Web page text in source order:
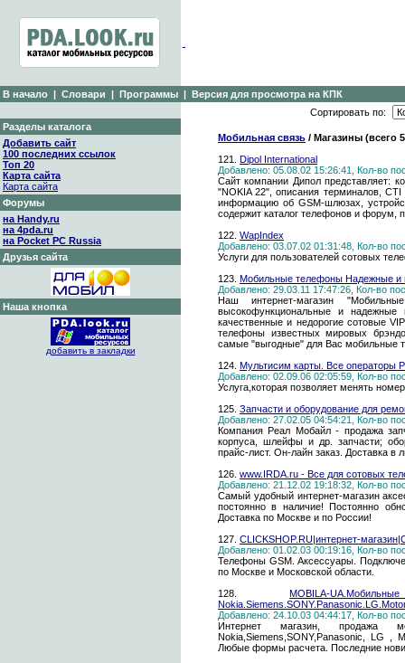
В начало | Словари | Программы | Версия для просмотра на КПК
Разделы каталога
Добавить сайт
100 последних ссылок
Топ 20
Карта сайта
Карта сайта
Форумы
на Handy.ru
на 4pda.ru
на Pocket PC Russia
Друзья сайта
Наша кнопка
добавить в закладки
Сортировать по:
Мобильная связь / Магазины (всего
121. Dipol International
Добавлено: 05.08.02 15:26:41, Кол-во
Сайт компании Дипол представляет:
"NOKIA 22", описания терминалов,
информацию об GSM-шлюзах,
содержит каталог телефонов и форум,
122. WapIndex
Добавлено: 03.07.02 01:31:48, Кол-во
Услуги для пользователей сотовых
123. Мобильные телефоны Надежные и
Добавлено: 29.03.11 17:47:26, Кол-во
Наш интернет-магазин
высокофункциональные и
качественные и недорогие сотовые
телефоны известных мировых
самые "выгодные" для Вас мобильные
124. Мультисим карты. Все операторы
Добавлено: 02.09.06 02:05:59, Кол-во
Услуга,которая позволяет менять
125. Запчасти и оборудование для
Добавлено: 27.02.05 04:54:21, Кол-во
Компания Реал Мобайл - продажа
корпуса, шлейфы и др. запчасти;
прайс-лист. Он-лайн заказ. Доставка в
126. www.IRDA.ru - Все для сотовых
Добавлено: 21.12.02 19:18:32, Кол-во
Самый удобный интернет-магазин
постоянно в наличие! Постоянно
Доставка по Москве и по России!
127. CLICKSHOP.RU|интернет-
Добавлено: 01.02.03 00:19:16, Кол-во
Телефоны GSM. Аксессуары.
по Москве и Московской области.
128.MOBILA-
Добавлено: 24.10.03 04:44:17, Кол-во
Интернет магазин, продажа
Nokia,Siemens,SONY,Panasonic, LG ,
Любые формы расчета. Последние